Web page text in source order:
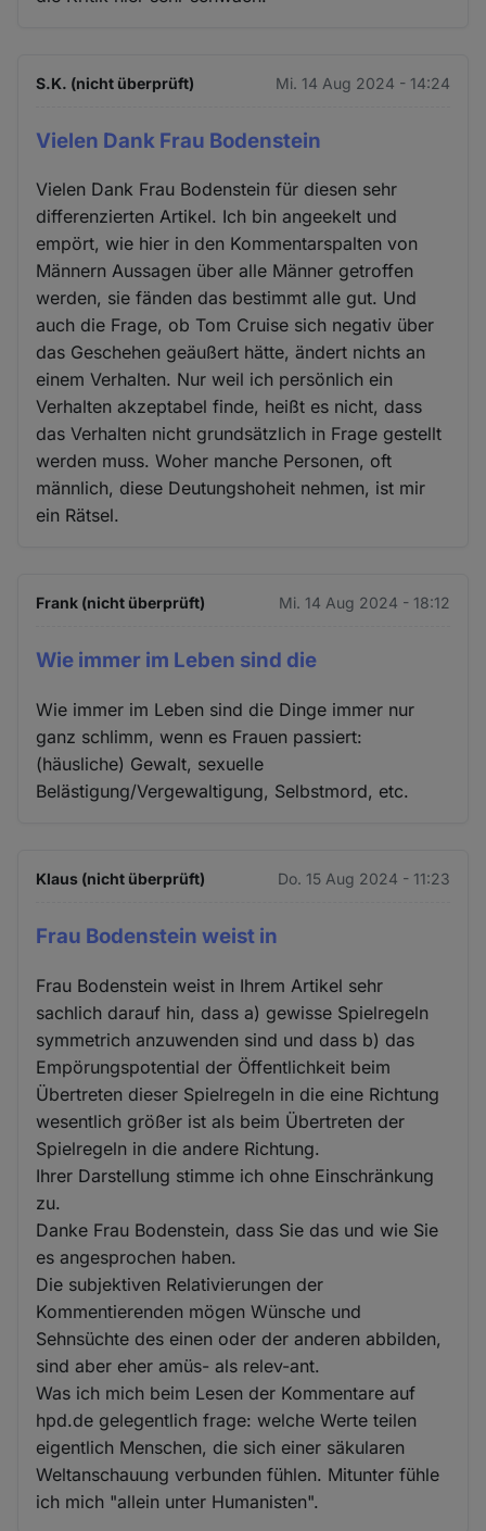
S.K. (nicht überprüft) Mi. 14 Aug 2024 - 14:24
Vielen Dank Frau Bodenstein
Vielen Dank Frau Bodenstein für diesen sehr
differenzierten Artikel. Ich bin angeekelt und
empört, wie hier in den Kommentarspalten von
Männern Aussagen über alle Männer getroffen
werden, sie fänden das bestimmt alle gut. Und
auch die Frage, ob Tom Cruise sich negativ über
das Geschehen geäußert hätte, ändert nichts an
einem Verhalten. Nur weil ich persönlich ein
Verhalten akzeptabel finde, heißt es nicht, dass
das Verhalten nicht grundsätzlich in Frage gestellt
werden muss. Woher manche Personen, oft
männlich, diese Deutungshoheit nehmen, ist mir
ein Rätsel.
Frank (nicht überprüft) Mi. 14 Aug 2024 - 18:12
Wie immer im Leben sind die
Wie immer im Leben sind die Dinge immer nur
ganz schlimm, wenn es Frauen passiert:
(häusliche) Gewalt, sexuelle
Belästigung/Vergewaltigung, Selbstmord, etc.
Klaus (nicht überprüft) Do. 15 Aug 2024 - 11:23
Frau Bodenstein weist in
Frau Bodenstein weist in Ihrem Artikel sehr
sachlich darauf hin, dass a) gewisse Spielregeln
symmetrich anzuwenden sind und dass b) das
Empörungspotential der Öffentlichkeit beim
Übertreten dieser Spielregeln in die eine Richtung
wesentlich größer ist als beim Übertreten der
Spielregeln in die andere Richtung.
Ihrer Darstellung stimme ich ohne Einschränkung
zu.
Danke Frau Bodenstein, dass Sie das und wie Sie
es angesprochen haben.
Die subjektiven Relativierungen der
Kommentierenden mögen Wünsche und
Sehnsüchte des einen oder der anderen abbilden,
sind aber eher amüs- als relev-ant.
Was ich mich beim Lesen der Kommentare auf
hpd.de gelegentlich frage: welche Werte teilen
eigentlich Menschen, die sich einer säkularen
Weltanschauung verbunden fühlen. Mitunter fühle
ich mich "allein unter Humanisten".